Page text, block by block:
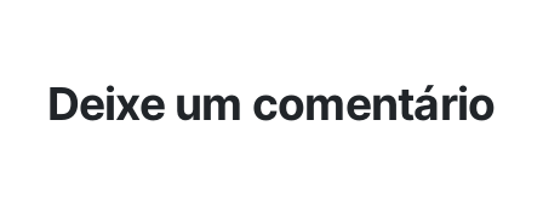
Deixe um comentário